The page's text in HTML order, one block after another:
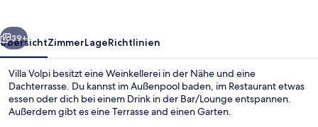
Weiter
39+
ÜbersichtZimmerLageRichtlinien
Villa Volpi besitzt eine Weinkellerei in der Nähe und eine
Dachterrasse. Du kannst im Außenpool baden, im Restaurant etwas
essen oder dich bei einem Drink in der Bar/Lounge entspannen.
Außerdem gibt es eine Terrasse and einen Garten.